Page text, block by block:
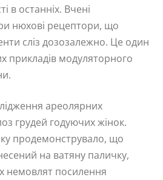
в останніх. Вчені
нюхові рецептори, що
сліз дозозалежно. Це один
прикладів модуляторного
ареолярних
грудей годуючих жінок.
продемонструвало, що
на ватяну паличку,
немовлят посилення